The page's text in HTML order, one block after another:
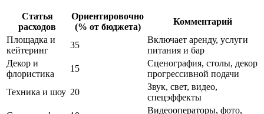
Статья
расходов
Ориентировочно
(% от бюджета)
Комментарий
Площадка и
кейтеринг
35
Включает аренду, услуги
питания и бар
Декор и
флористика
15
Сценография, столы, декор
прогрессивной подачи
Техника и шоу 20
Звук, свет, видео,
спецэффекты
Видеооператоры, фото,